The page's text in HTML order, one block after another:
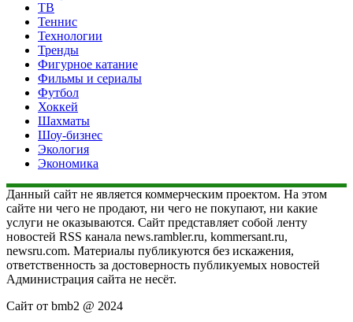
ТВ
Теннис
Технологии
Тренды
Фигурное катание
Фильмы и сериалы
Футбол
Хоккей
Шахматы
Шоу-бизнес
Экология
Экономика
Данный сайт не является коммерческим проектом. На этом
сайте ни чего не продают, ни чего не покупают, ни какие
услуги не оказываются. Сайт представляет собой ленту
новостей RSS канала news.rambler.ru, kommersant.ru,
newsru.com. Материалы публикуются без искажения,
ответственность за достоверность публикуемых новостей
Администрация сайта не несёт.
Сайт от bmb2 @ 2024